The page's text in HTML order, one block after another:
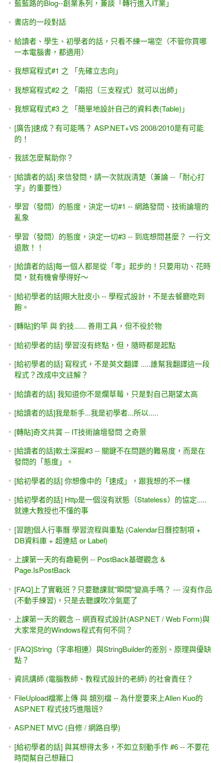
藍藍路的Blog--創業系列，兼談「轉行進入IT業」
書店的一段對話
給讀者、學生、初學者的話，只看不練一場空（不管你買哪
一本電腦書，都適用）
我想寫程式#1 之 「先確立志向」
我想寫程式#2 之 「兩招（三支程式）就可以出師」
我想寫程式#3 之 「簡單地設計自己的資料表(Table)」
[廣告]速成？有可能嗎？ ASP.NET+VS 2008/2010是有可能
的！
我該怎麼幫助你？
[給讀者的話] 來信發問，請一次就說清楚（兼論 --「耐心打
字」的重要性）
學習（發問）的態度，決定一切#1 -- 網路發問、技術論壇的
亂象
學習（發問）的態度，決定一切#3 -- 到底想問甚麼？ 一行文
退散！！
[給讀者的話]每一個人都是從「零」起步的！只要用功、花時
間，就有機會學得好～
[給初學者的話]眼大肚皮小 -- 學程式設計，不是去餐廳吃到
飽。
[轉貼]釣竿 與 釣技...... 善用工具，但不役於物
[給初學者的話] 學習沒有終點，但，隨時都是起點
[給初學者的話] 寫程式，不是英文翻譯 .....誰幫我翻譯這一段
程式？改成中文註解？
[給讀者的話] 我知道你不是爛草莓，只是對自己期望太高
[給讀者的話]我是新手...我是初學者...所以.....
[轉貼]奇文共賞 -- IT技術論壇發問 之奇景
[給讀者的話]軟土深掘#3 -- 關鍵不在問題的難易度，而是在
發問的「態度」。
[給初學者的話] 你想像中的「速成」，跟我想的不一樣
[給初學者的話] Http是一個沒有狀態（Stateless）的協定.....
就連大教授也不懂的事
[習題]個人行事曆 學習流程與重點 (Calendar日曆控制項 +
DB資料庫 + 超連結 or Label)
上課第一天的有趣範例 -- PostBack基礎觀念 &
Page.IsPostBack
[FAQ]上了實戰班？只要聽課就"瞬間"變高手嗎？ --- 沒有作品
(不動手練習)，只是去聽課吹冷氣罷了
上課第一天的觀念 -- 網頁程式設計(ASP.NET / Web Form)與
大家常見的Windows程式有何不同？
[FAQ]String（字串相連）與StringBuilder的差別、原理與優缺
點？
資訊講師 (電腦教師、教程式設計的老師) 的社會責任？
FileUpload檔案上傳 與 類別檔 -- 為什麼要來上Allen Kuo的
ASP.NET 程式技巧進階班?
ASP.NET MVC (自修 / 網路自學)
[給初學者的話] 與其想得太多，不如立刻動手作 #6 -- 不要花
時間幫自己想藉口